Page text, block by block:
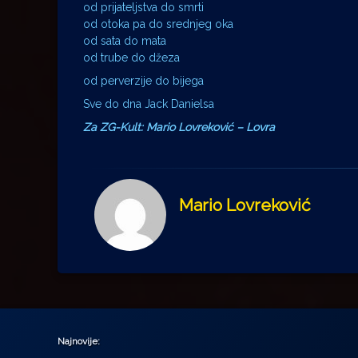
od prijateljstva do smrti
od otoka pa do srednjeg oka
od sata do mata
od trube do džeza
od perverzije do bijega
Sve do dna Jack Danielsa
Za ZG-Kult: Mario Lovreković – Lovra
Mario Lovreković
Najnovije: